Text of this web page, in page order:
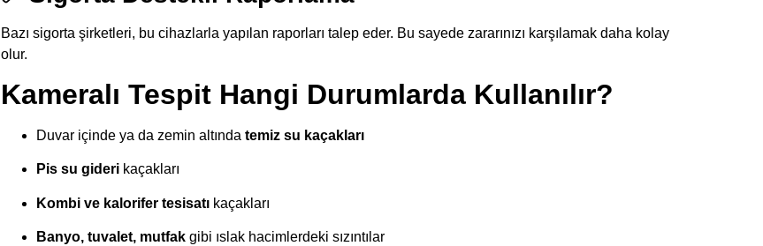
Bazı sigorta şirketleri, bu cihazlarla yapılan raporları talep eder. Bu sayede zararınızı karşılamak daha kolay
olur.
Kameralı Tespit Hangi Durumlarda Kullanılır?
Duvar içinde ya da zemin altında temiz su kaçakları
Pis su giderikaçakları
Kombi ve kalorifer tesisatıkaçakları
Banyo, tuvalet, mutfakgibi ıslak hacimlerdeki sızıntılar